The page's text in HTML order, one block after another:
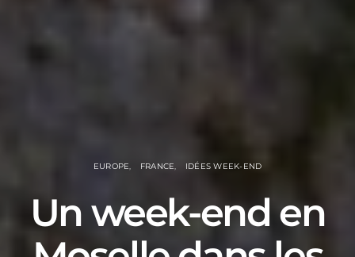
EUROPE FRANCE IDÉES WEEK-END
Un week-end en